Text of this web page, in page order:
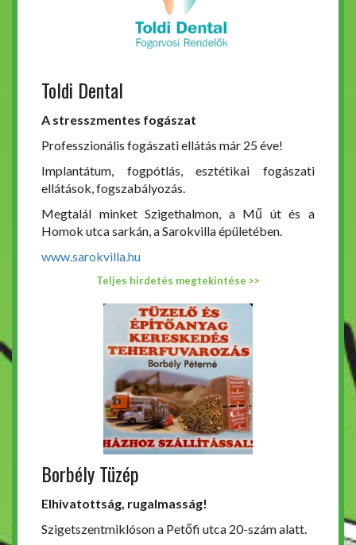
Toldi Dental
A stresszmentes fogászat
Professzionális fogászati ellátás már 25 éve!
Implantátum, fogpótlás, esztétikai fogászati
ellátások, fogszabályozás.
Megtalál minket Szigethalmon, a Mű út és a
Homok utca sarkán, a Sarokvilla épületében.
www.sarokvilla.hu
Teljes hirdetés megtekintése >>
Borbély Tüzép
Elhivatottság, rugalmasság!
Szigetszentmiklóson a Petőfi utca 20-szám alatt.